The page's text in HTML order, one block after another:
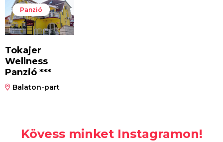
Panzió
Tokajer
Wellness
Panzió ***
Balaton-part
Kövess minket Instagramon!